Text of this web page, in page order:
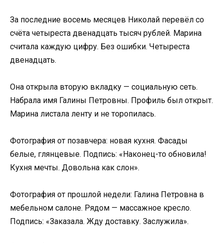
За последние восемь месяцев Николай перевёл со
счёта четыреста двенадцать тысяч рублей. Марина
считала каждую цифру. Без ошибки. Четыреста
двенадцать.
Она открыла вторую вкладку — социальную сеть.
Набрала имя Галины Петровны. Профиль был открыт.
Марина листала ленту и не торопилась.
Фотография от позавчера: новая кухня. Фасады
белые, глянцевые. Подпись: «Наконец-то обновила!
Кухня мечты. Довольна как слон».
Фотография от прошлой недели: Галина Петровна в
мебельном салоне. Рядом — массажное кресло.
Подпись: «Заказала. Жду доставку. Заслужила».